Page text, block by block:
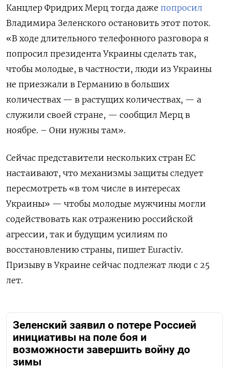
Канцлер Фридрих Мерц тогда даже попросил
Владимира Зеленского остановить этот поток.
«В ходе длительного телефонного разговора я
попросил президента Украины сделать так,
чтобы молодые, в частности, люди из Украины
не приезжали в Германию в больших
количествах — в растущих количествах, — а
служили своей стране, — сообщил Мерц в
ноябре. – Они нужны там».
Сейчас представители нескольких стран ЕС
настаивают, что механизмы защиты следует
пересмотреть «в том числе в интересах
Украины» — чтобы молодые мужчины могли
содействовать как отражению российской
агрессии, так и будущим усилиям по
восстановлению страны, пишет Euractiv.
Призыву в Украине сейчас подлежат люди с 25
лет.
Зеленский заявил о потере Россией
инициативы на поле боя и
возможности завершить войну до
зимы